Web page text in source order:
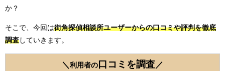
か？
そこで、今回は街角探偵相談所ユーザーからの口コミや評判を徹底
調査 していきます。
＼ 利用者の 口コミを調査 ／